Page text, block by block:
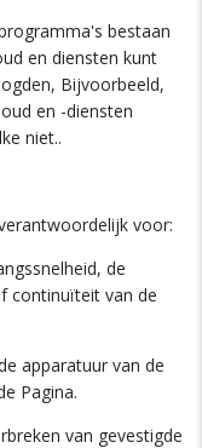
bestaan
en diensten kunt
Bijvoorbeeld,
en -diensten
niet..
voor:
de
continuïteit van de
apparatuur van de
Pagina.
van gevestigde